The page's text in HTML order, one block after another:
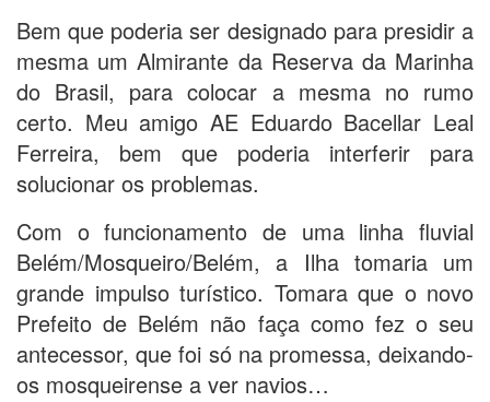
Bem que poderia ser designado para presidir a
mesma um Almirante da Reserva da Marinha
do Brasil, para colocar a mesma no rumo
certo. Meu amigo AE Eduardo Bacellar Leal
Ferreira, bem que poderia interferir para
solucionar os problemas.
Com o funcionamento de uma linha fluvial
Belém/Mosqueiro/Belém, a Ilha tomaria um
grande impulso turístico. Tomara que o novo
Prefeito de Belém não faça como fez o seu
antecessor, que foi só na promessa, deixando-
os mosqueirense a ver navios…